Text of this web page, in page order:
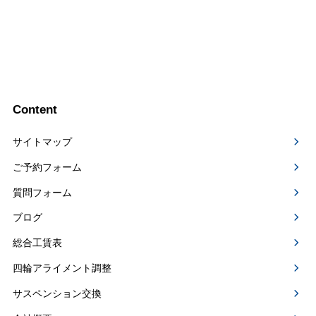
Content
サイトマップ
ご予約フォーム
質問フォーム
ブログ
総合工賃表
四輪アライメント調整
サスペンション交換